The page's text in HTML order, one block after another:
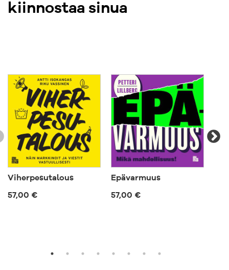
kiinnostaa sinua
Viherpesutalous
57,00 €
Epävarmuus
57,00 €